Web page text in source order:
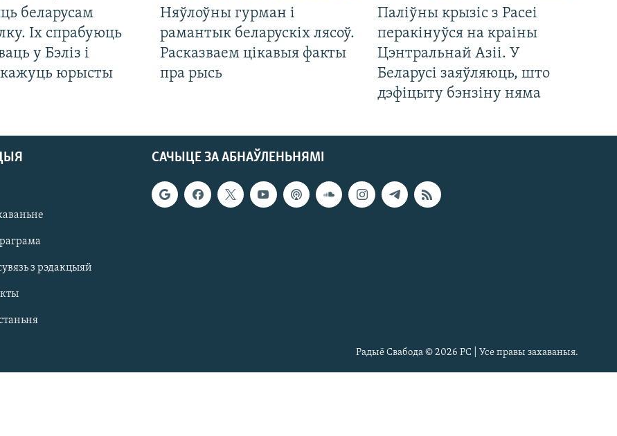
беларусам
Іх спрабуюць
у Бэліз і
кажуць юрысты
Няўлоўны гурман і
рамантык беларускіх лясоў.
Расказваем цікавыя факты
пра рысь
Паліўны крызіс з Расеі
перакінуўся на краіны
Цэнтральнай Азіі. У
Беларусі заяўляюць, што
дэфіцыту бэнзіну няма
САЧЫЦЕ ЗА АБНАЎЛЕНЬНЯМІ
з рэдакцыяй
Радыё Свабода © 2026 РС | Усе правы захаваныя.